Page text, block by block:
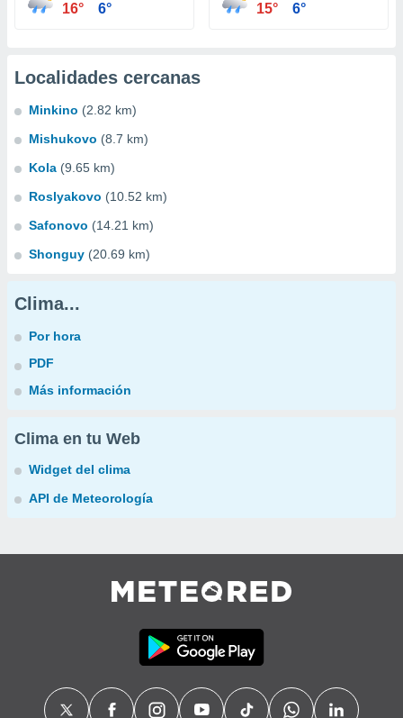
16° 6° 15° 6°
Localidades cercanas
Minkino (2.82 km)
Mishukovo (8.7 km)
Kola (9.65 km)
Roslyakovo (10.52 km)
Safonovo (14.21 km)
Shonguy (20.69 km)
Clima...
Por hora
PDF
Más información
Clima en tu Web
Widget del clima
API de Meteorología